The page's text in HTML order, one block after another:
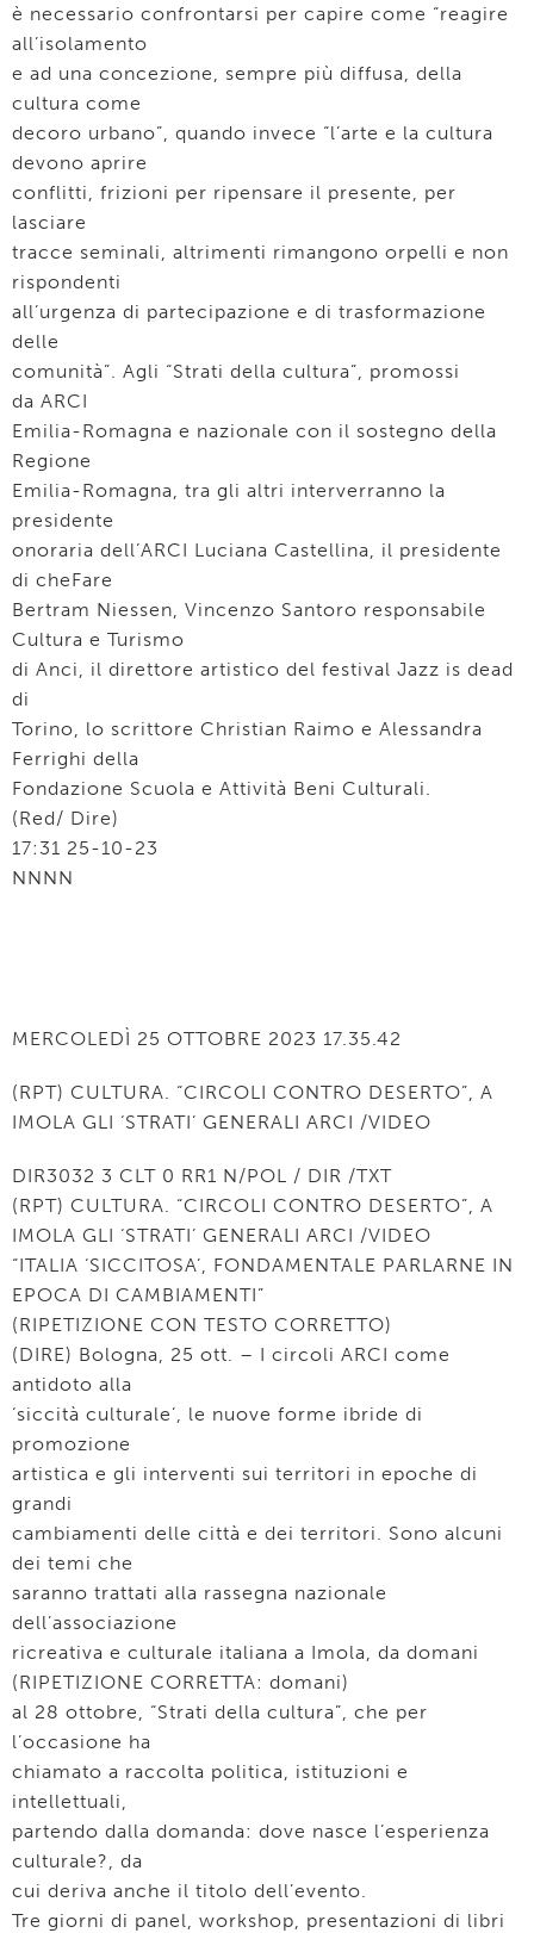
è necessario confrontarsi per capire come “reagire
all’isolamento
e ad una concezione, sempre più diffusa, della
cultura come
decoro urbano”, quando invece “l’arte e la cultura
devono aprire
conflitti, frizioni per ripensare il presente, per
lasciare
tracce seminali, altrimenti rimangono orpelli e non
rispondenti
all’urgenza di partecipazione e di trasformazione
delle
comunità”. Agli “Strati della cultura”, promossi
da ARCI
Emilia-Romagna e nazionale con il sostegno della
Regione
Emilia-Romagna, tra gli altri interverranno la
presidente
onoraria dell’ARCI Luciana Castellina, il presidente
di cheFare
Bertram Niessen, Vincenzo Santoro responsabile
Cultura e Turismo
di Anci, il direttore artistico del festival Jazz is dead
di
Torino, lo scrittore Christian Raimo e Alessandra
Ferrighi della
Fondazione Scuola e Attività Beni Culturali.
(Red/ Dire)
17:31 25-10-23
NNNN
MERCOLEDÌ 25 OTTOBRE 2023 17.35.42
(RPT) CULTURA. “CIRCOLI CONTRO DESERTO”, A
IMOLA GLI ‘STRATI’ GENERALI ARCI /VIDEO
DIR3032 3 CLT 0 RR1 N/POL / DIR /TXT
(RPT) CULTURA. “CIRCOLI CONTRO DESERTO”, A
IMOLA GLI ‘STRATI’ GENERALI ARCI /VIDEO
“ITALIA ‘SICCITOSA’, FONDAMENTALE PARLARNE IN
EPOCA DI CAMBIAMENTI”
(RIPETIZIONE CON TESTO CORRETTO)
(DIRE) Bologna, 25 ott. – I circoli ARCI come
antidoto alla
‘siccità culturale’, le nuove forme ibride di
promozione
artistica e gli interventi sui territori in epoche di
grandi
cambiamenti delle città e dei territori. Sono alcuni
dei temi che
saranno trattati alla rassegna nazionale
dell’associazione
ricreativa e culturale italiana a Imola, da domani
(RIPETIZIONE CORRETTA: domani)
al 28 ottobre, “Strati della cultura”, che per
l’occasione ha
chiamato a raccolta politica, istituzioni e
intellettuali,
partendo dalla domanda: dove nasce l’esperienza
culturale?, da
cui deriva anche il titolo dell’evento.
Tre giorni di panel, workshop, presentazioni di libri